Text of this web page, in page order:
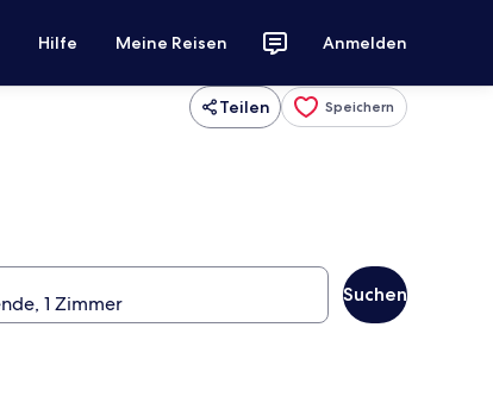
Hilfe Meine Reisen Anmelden
Teilen Speichern
Suchen